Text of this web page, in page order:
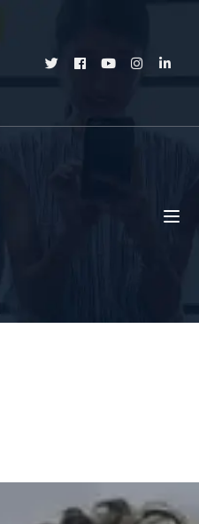
TwitterFacebook
YoutubeInstagram